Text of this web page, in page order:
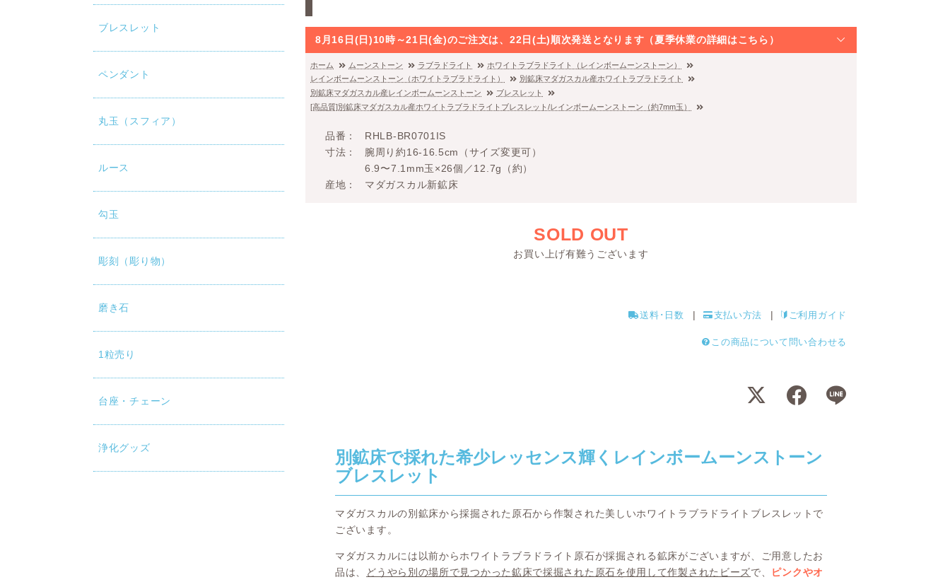
ブレスレット
ペンダント
丸玉（スフィア）
ルース
勾玉
彫刻（彫り物）
磨き石
1粒売り
台座・チェーン
浄化グッズ
8月16日(日)10時～21日(金)のご注文は、22日(土)順次発送となります（夏季休業の詳細はこちら）
ホーム ムーンストーン ラブラドライト
ホワイトラブラドライト（レインボームーンストーン）
レインボームーンストーン（ホワイトラブラドライト）
別鉱床マダガスカル産ホワイトラブラドライト
別鉱床マダガスカル産レインボームーンストーン
ブレスレット
[高品質]別鉱床マダガスカル産ホワイトラブラドライトブレスレット/レインボームーンストーン（約7mm玉）
品番
RHLB-BR0701IS
寸法
腕周り約16-16.5cm（サイズ変更可）
6.9〜7.1mm玉×26個／12.7g（約）
産地
マダガスカル新鉱床
SOLD OUT
お買い上げ有難うございます
送料･日数 支払い方法 ご利用ガイド
この商品について問い合わせる
別鉱床で採れた希少レッセンス輝くレインボームーンストーン
ブレスレット
マダガスカルの別鉱床から採掘された原石から作製された美しいホワイトラブラドライトブレスレットで
ございます。
マダガスカルには以前からホワイトラブラドライト原石が採掘される鉱床がございますが、ご用意したお
品は、
どうやら別の場所で見つかった鉱床で採掘された原石を使用して作製されたビーズで、 ピンクやオ